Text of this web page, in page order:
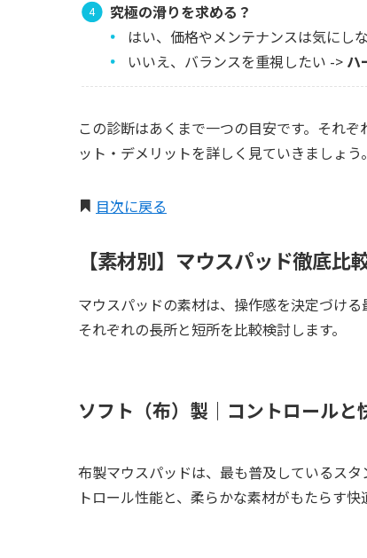
究極の滑りを求める？
はい、価格やメンテナンスは気にし
いいえ、バランスを重視したい -> ハ
この診断はあくまで一つの目安です。それ
ット・デメリットを詳しく見ていきましょう。
目次に戻る
【素材別】マウスパッド徹底
マウスパッドの素材は、操作感を決定づけ
それぞれの長所と短所を比較検討します。
ソフト（布）製｜コントロールと
布製マウスパッドは、最も普及しているス
トロール性能と、柔らかな素材がもたらす快